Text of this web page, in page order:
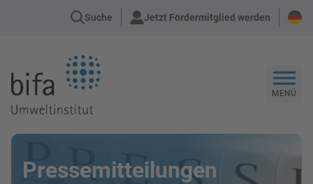
Suche Jetzt Fördermitglied werden
MENÜ
Pressemitteilungen